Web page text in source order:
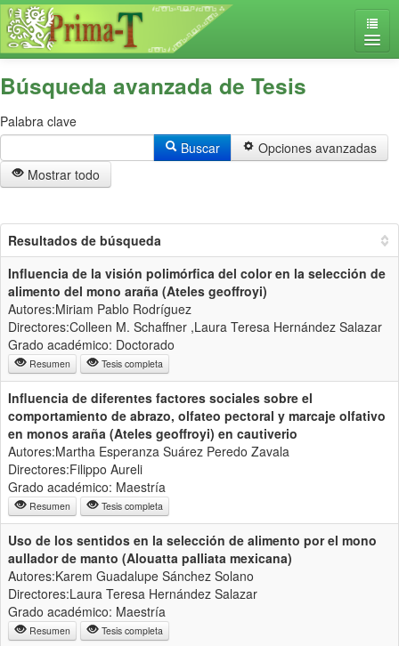
Búsqueda avanzada de Tesis
Palabra clave
Buscar
Opciones avanzadas
Mostrar todo
Resultados de búsqueda
Influencia de la visión polimórfica del color en la selección de
alimento del mono araña (Ateles geoffroyi)
Autores:Miriam Pablo Rodríguez
Directores:Colleen M. Schaffner ,Laura Teresa Hernández Salazar
Grado académico: Doctorado
Resumen Tesis completa
Influencia de diferentes factores sociales sobre el
comportamiento de abrazo, olfateo pectoral y marcaje olfativo
en monos araña (Ateles geoffroyi) en cautiverio
Autores:Martha Esperanza Suárez Peredo Zavala
Directores:Filippo Aureli
Grado académico: Maestría
Resumen Tesis completa
Uso de los sentidos en la selección de alimento por el mono
aullador de manto (Alouatta palliata mexicana)
Autores:Karem Guadalupe Sánchez Solano
Directores:Laura Teresa Hernández Salazar
Grado académico: Maestría
Resumen Tesis completa